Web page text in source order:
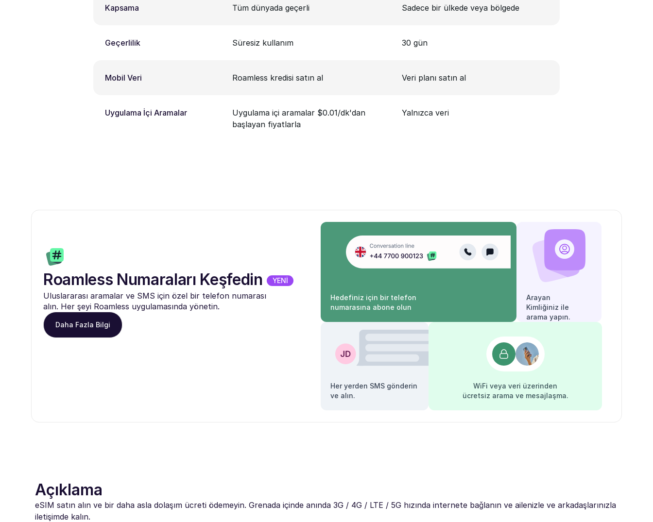
Kapsama Tüm dünyada geçerli Sadece bir ülkede veya bölgede
Geçerlilik Süresiz kullanım 30 gün
Mobil Veri Roamless kredisi satın al Veri planı satın al
Uygulama İçi Aramalar
Uygulama içi aramalar $0.01/dk'dan
başlayan fiyatlarla
Yalnızca veri
Roamless Numaraları Keşfedin YENİ
Uluslararası aramalar ve SMS için özel bir telefon numarası
alın. Her şeyi Roamless uygulamasında yönetin.
Daha Fazla Bilgi
Hedefiniz için bir telefon
numarasına abone olun
Arayan
Kimliğiniz ile
arama yapın.
Her yerden SMS gönderin
ve alın.
WiFi veya veri üzerinden
ücretsiz arama ve mesajlaşma.
Açıklama
eSIM satın alın ve bir daha asla dolaşım ücreti ödemeyin. Grenada içinde anında 3G / 4G / LTE / 5G hızında internete bağlanın ve ailenizle ve arkadaşlarınızla
iletişimde kalın.